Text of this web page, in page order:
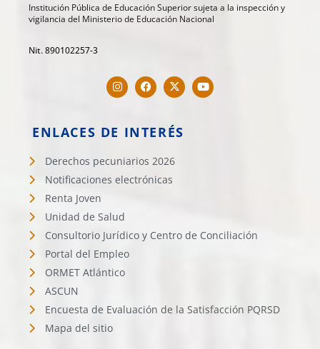
Institución Pública de Educación Superior sujeta a la inspección y
vigilancia del Ministerio de Educación Nacional
Nit. 890102257-3
ENLACES DE INTERÉS
Derechos pecuniarios 2026
Notificaciones electrónicas
Renta Joven
Unidad de Salud
Consultorio Jurídico y Centro de Conciliación
Portal del Empleo
ORMET Atlántico
ASCUN
Encuesta de Evaluación de la Satisfacción PQRSD
Mapa del sitio